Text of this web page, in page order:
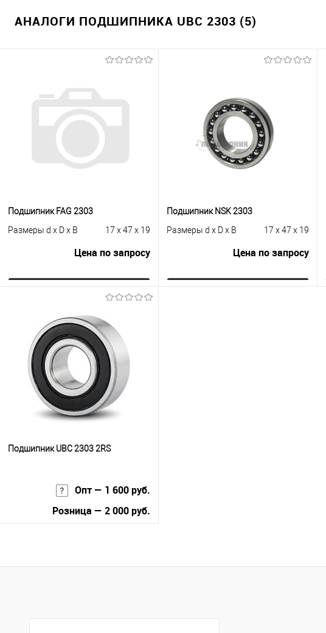
АНАЛОГИ ПОДШИПНИКА UBC 2303 (5)
Подшипник FAG 2303
Размеры d x D x B
17 x 47 x 19
Цена по запросу
Запросить цену
Купить в 1 клик
К сравнению
В избранное
Под заказ
Подшипник NSK 2303
Размеры d x D x B
17 x 47 x 19
Цена по запросу
Подшипник UBC 2303 2RS
Опт — 1 600 руб.
Розница — 2 000 руб.